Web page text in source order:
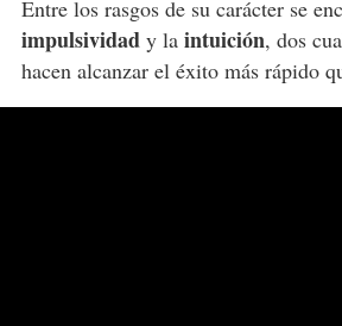
Entre los rasgos de su carácter se
impulsividady la intuición, dos
hacen alcanzar el éxito más rápido